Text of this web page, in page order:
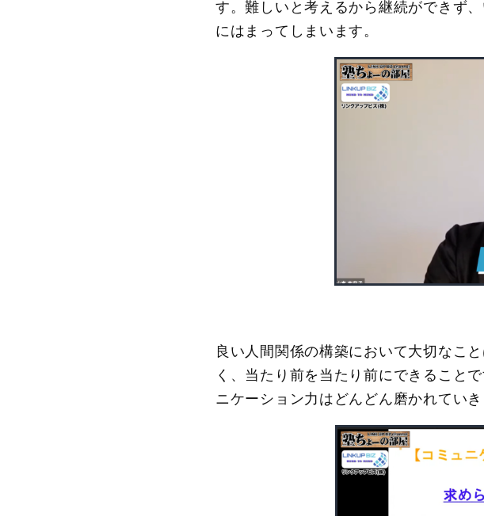
す。難しいと考えるから継続ができず
にはまってしまいます。
良い人間関係の構築において大切なこ
く、当たり前を当たり前にできること
ニケーション力はどんどん磨かれていき